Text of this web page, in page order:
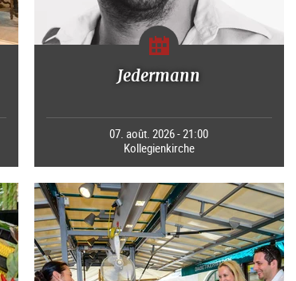
Jedermann
07. août. 2026 - 21:00
Kollegienkirche